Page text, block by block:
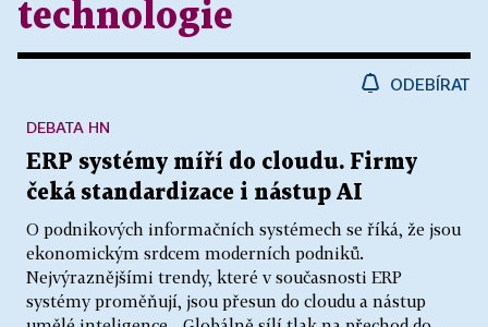
technologie
ODEBÍRAT
ERP systémy míří do cloudu. Firmy
čeká standardizace i nástup AI
O podnikových informačních systémech se říká, že jsou
ekonomickým srdcem moderních podniků.
Nejvýraznějšími trendy, které v současnosti ERP
systémy proměňují, jsou přesun do cloudu a nástup
DEBATA HN